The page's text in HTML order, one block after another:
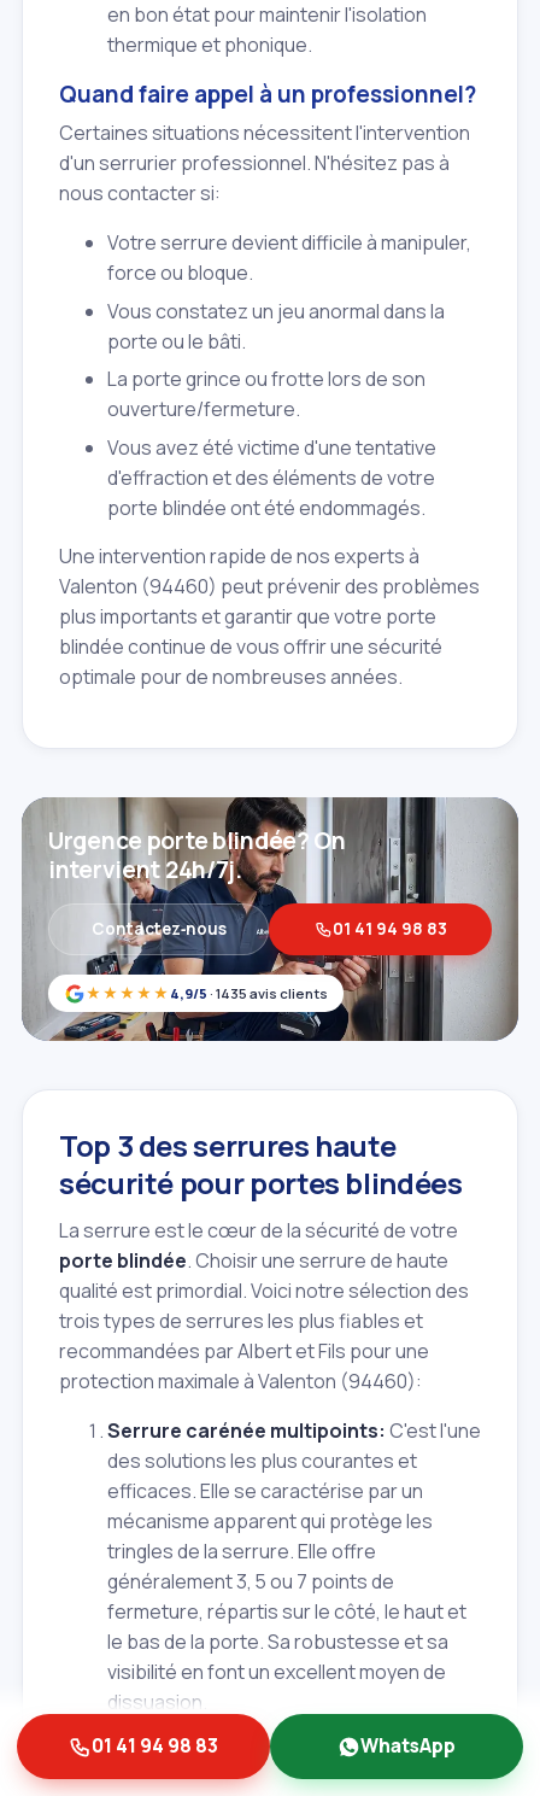
en bon état pour maintenir l'isolation
thermique et phonique.
Quand faire appel à un professionnel?
Certaines situations nécessitent l'intervention
d'un serrurier professionnel. N'hésitez pas à
nous contacter si:
Votre serrure devient difficile à manipuler,
force ou bloque.
Vous constatez un jeu anormal dans la
porte ou le bâti.
La porte grince ou frotte lors de son
ouverture/fermeture.
Vous avez été victime d'une tentative
d'effraction et des éléments de votre
porte blindée ont été endommagés.
Une intervention rapide de nos experts à
Valenton (94460) peut prévenir des problèmes
plus importants et garantir que votre porte
blindée continue de vous offrir une sécurité
optimale pour de nombreuses années.
★★★★★ 4,9/5 · 1435 avis clients
Urgence porte blindée? On
intervient 24h/7j.
Contactez‑nous 01 41 94 98 83
Top 3 des serrures haute
sécurité pour portes blindées
La serrure est le cœur de la sécurité de votre
porte blindée. Choisir une serrure de haute
qualité est primordial. Voici notre sélection des
trois types de serrures les plus fiables et
recommandées par Albert et Fils pour une
protection maximale à Valenton (94460):
Serrure carénée multipoints: C'est l'une
des solutions les plus courantes et
efficaces. Elle se caractérise par un
mécanisme apparent qui protège les
tringles de la serrure. Elle offre
généralement 3, 5 ou 7 points de
fermeture, répartis sur le côté, le haut et
le bas de la porte. Sa robustesse et sa
visibilité en font un excellent moyen de
dissuasion.
Serrure encastrée multipoints:Plus
discrète que la serrure carénée, son
01 41 94 98 83 WhatsApp